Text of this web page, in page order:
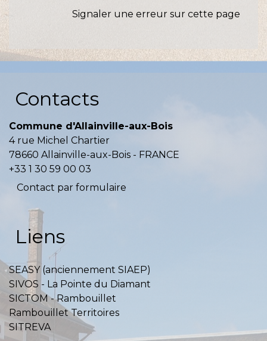
Signaler une erreur sur cette page
Contacts
Commune d'Allainville-aux-Bois
4 rue Michel Chartier
78660 Allainville-aux-Bois - FRANCE
+33 1 30 59 00 03
Contact par formulaire
Liens
SEASY (anciennement SIAEP)
SIVOS - La Pointe du Diamant
SICTOM - Rambouillet
Rambouillet Territoires
SITREVA